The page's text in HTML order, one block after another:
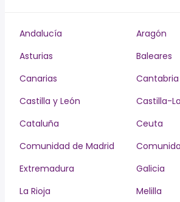
Andalucía
Aragón
Asturias
Baleares
Canarias
Cantabria
Castilla y León
Castilla-
Cataluña
Ceuta
Comunidad de Madrid
Extremadura
Galicia
La Rioja
Melilla